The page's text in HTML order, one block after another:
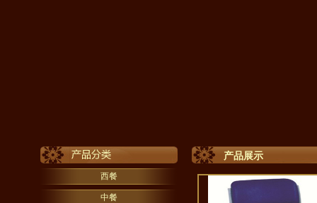
西餐
中餐
产品展示